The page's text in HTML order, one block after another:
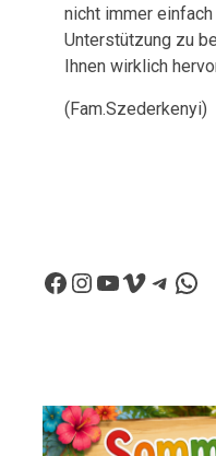
nicht immer
Unterstützung zu
Ihnen wirklich
(Fam.Szederkenyi)